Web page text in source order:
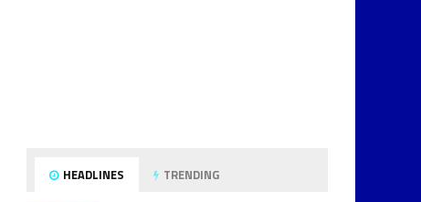
HEADLINES TRENDING